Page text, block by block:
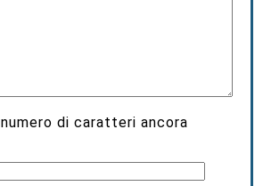
numero di caratteri ancora